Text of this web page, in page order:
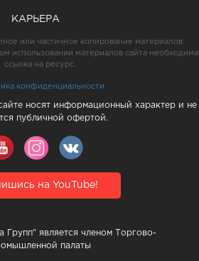
КАРЬЕРА
или частичное копирование материалов
использовании материалов сайта необходима
ссылка на ресурс.
конфиденциальности
носят информационный характер и не
публичной офертой.
на YouTube!
является членом Торгово-
палаты